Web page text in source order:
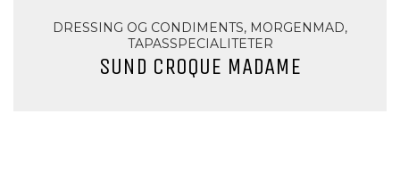
DRESSING OG CONDIMENTS, MORGENMAD,
TAPASSPECIALITETER
SUND CROQUE MADAME